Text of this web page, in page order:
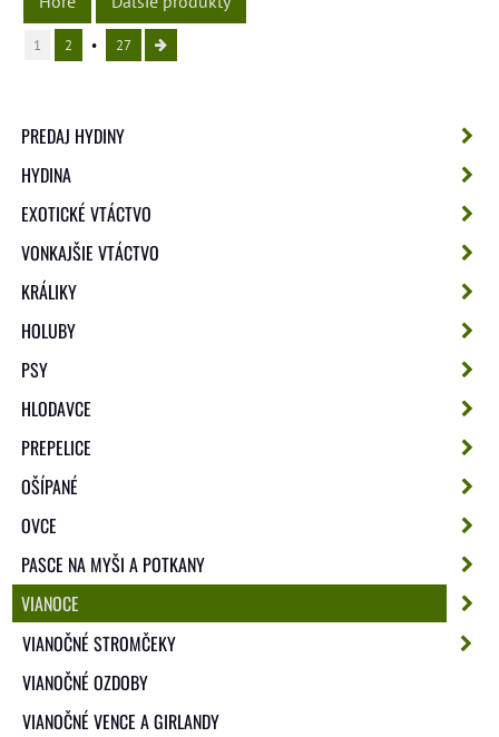
1 2 27
PREDAJ HYDINY
HYDINA
EXOTICKÉ VTÁCTVO
VONKAJŠIE VTÁCTVO
KRÁLIKY
HOLUBY
PSY
HLODAVCE
PREPELICE
OŠÍPANÉ
OVCE
PASCE NA MYŠI A POTKANY
VIANOCE
VIANOČNÉ STROMČEKY
VIANOČNÉ OZDOBY
VIANOČNÉ VENCE A GIRLANDY